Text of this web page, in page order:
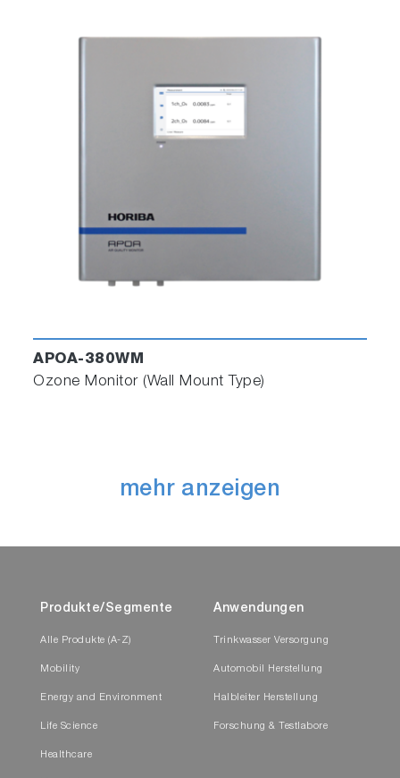
APOA-380WM
Ozone Monitor (Wall Mount Type)
mehr anzeigen
Produkte/Segmente
Alle Produkte (A-Z)
Mobility
Energy and Environment
Life Science
Healthcare
Anwendungen
Trinkwasser Versorgung
Automobil Herstellung
Halbleiter Herstellung
Forschung & Testlabore